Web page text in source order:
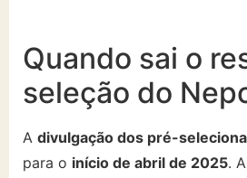
Quando sai o
seleção do
A divulgação dos pré-
para o início de abril de 2025.